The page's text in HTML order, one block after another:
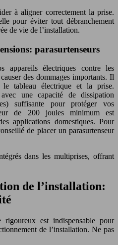
à aligner correctement la prise.
pour éviter tout débranchement
de vie de l’installation.
parasurtenseurs
appareils électriques contre les
des dommages importants. Il
tableau électrique et la prise.
une capacité de dissipation
suffisante pour protéger vos
de 200 joules minimum est
applications domestiques. Pour
de placer un parasurtenseur
dans les multiprises, offrant
de l’installation:
est indispensable pour
de l’installation. Ne pas